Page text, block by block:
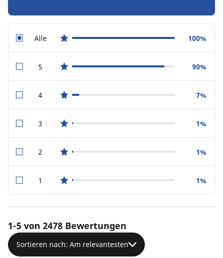
Allestar reviews 100%
5star reviews 90%
4star reviews 7%
3star reviews 1%
2star reviews 1%
1star reviews 1%
1-5 von 2478 Bewertungen
Sortieren nach: Am relevantesten